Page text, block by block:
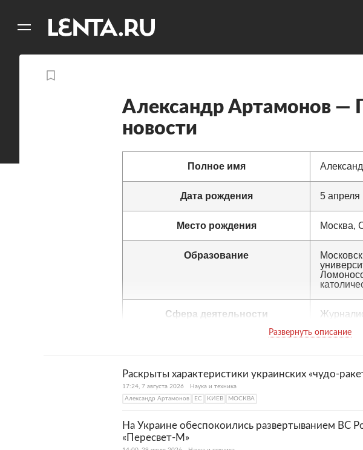
Александр Артамонов —
новости
Полное имя
Дата рождения 5 апреля
Место рождения Москва,
Образование
Сфера деятельности
Раскрыты характеристики украинских «чудо-
17:24, 7 августа 2026
Наука и техника
Александр Артамонов
ЕС КИЕВ МОСКВА
На Украине обеспокоились развертыванием ВС
«Пересвет-М»